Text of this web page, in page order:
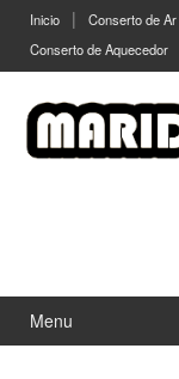
Pular
menu
Inicio Conserto de
Conserto de Aquecedor
Menu